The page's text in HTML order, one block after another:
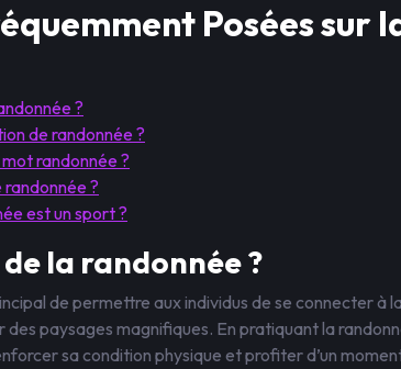
Posées sur
?
de randonnée ?
randonnée ?
?
est un sport ?
la randonnée ?
de permettre aux individus de se connecter à
paysages magnifiques. En pratiquant la
sa condition physique et profiter d’un